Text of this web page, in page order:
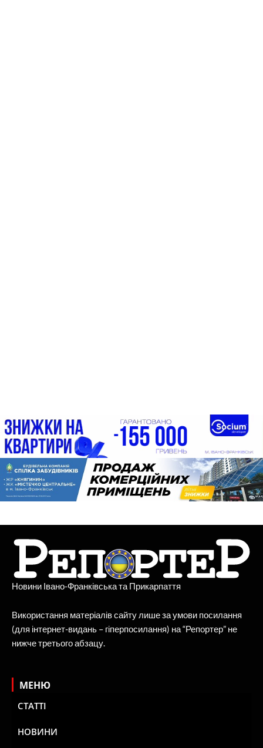
Новини Івано-Франківська та Прикарпаття
Використання матеріалів сайту лише за умови посилання
(для інтернет-видань – гіперпосилання) на “Репортер” не
нижче третього абзацу.
МЕНЮ
СТАТТІ
НОВИНИ